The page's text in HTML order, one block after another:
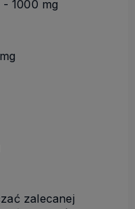
1000 mg
zalecanej